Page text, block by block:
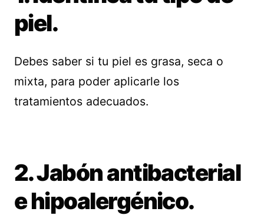
piel.
Debes saber si tu piel es grasa, seca o
mixta, para poder aplicarle los
tratamientos adecuados.
2. Jabón antibacterial
e hipoalergénico.